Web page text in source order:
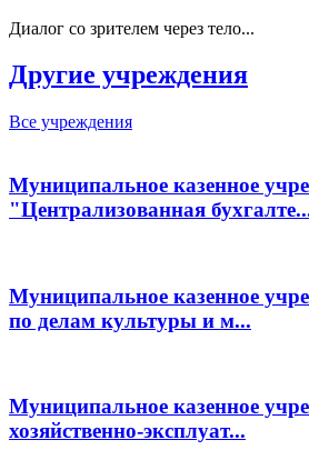
Диалог со зрителем через тело...
Другие учреждения
Все учреждения
Муниципальное казенное
"Централизованная
Муниципальное казенное
по делам культуры и м...
Муниципальное казенное
хозяйственно-эксплуат...